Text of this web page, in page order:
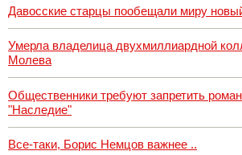
Давосские старцы пообещали миру
Умерла владелица двухмиллиардной
Молева
Общественники требуют запретить
"Наследие"
Все-таки, Борис Немцов важнее ..